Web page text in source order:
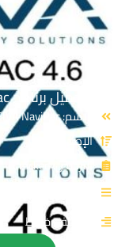
تحميل برنامج EIVA NaviPac | للملاحة والمسح البحرى
الاسم: EIVA NaviPac
الإصدار: v4.13
الترخيص: Cracked
التصنيف: خرائط